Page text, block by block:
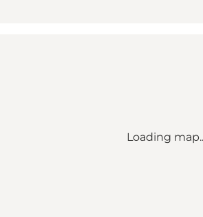
Loading